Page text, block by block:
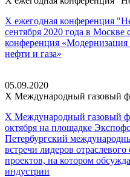
X ежегодная конференция
сентября 2020 года в Москве
конференция «Модернизация
нефти и газа»
05.09.2020
X Международный газовый
X Международный газовый
октября на площадке
Петербургский
встречи лидеров
проектов, на котором
индустрии